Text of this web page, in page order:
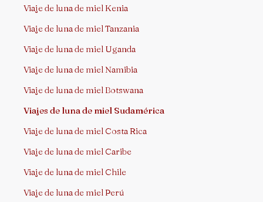
Viaje de luna de miel Kenia
Viaje de luna de miel Tanzania
Viaje de luna de miel Uganda
Viaje de luna de miel Namibia
Viaje de luna de miel Botswana
Viajes de luna de miel Sudamérica
Viaje de luna de miel Costa Rica
Viaje de luna de miel Caribe
Viaje de luna de miel Chile
Viaje de luna de miel Perú